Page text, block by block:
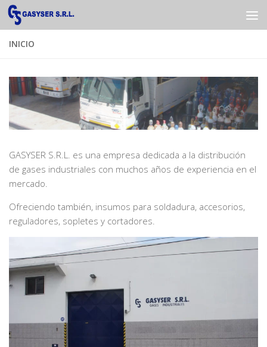
Saltar al contenido
INICIO
GASYSER S.R.L. es una empresa dedicada a la distribución
de gases industriales con muchos años de experiencia en el
mercado.
Ofreciendo también, insumos para soldadura, accesorios,
reguladores, sopletes y cortadores.